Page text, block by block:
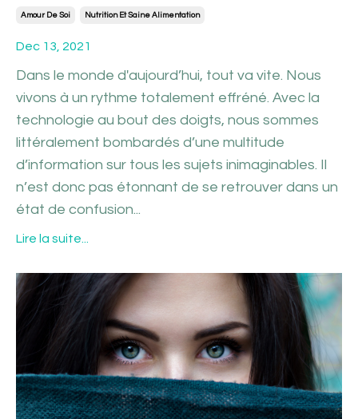
Amour De Soi Nutrition Et Saine Alimentation
Dec 13, 2021
Dans le monde d'aujourd’hui, tout va vite. Nous
vivons à un rythme totalement effréné. Avec la
technologie au bout des doigts, nous sommes
littéralement bombardés d’une multitude
d’information sur tous les sujets inimaginables. Il
n’est donc pas étonnant de se retrouver dans un
état de confusion...
Lire la suite...